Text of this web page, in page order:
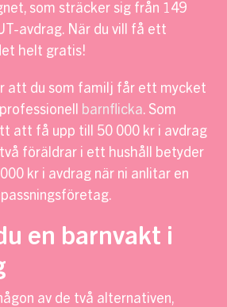
som sträcker sig från 149
avdrag. När du vill få ett
helt gratis!
att du som familj får ett mycket
barnflicka . Som
att få upp till 50 000 kr i avdrag
föräldrar i ett hushåll betyder
kr i avdrag när ni anlitar en
en barnvakt i
av de två alternativen,